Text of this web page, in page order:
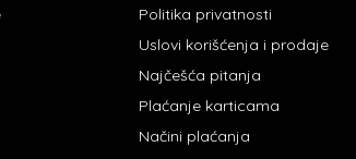
Politika privatnosti
Uslovi korišćenja i prodaje
Najčešća pitanja
Plaćanje karticama
Načini plaćanja